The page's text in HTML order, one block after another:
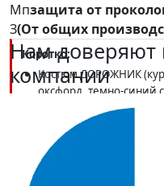
Мпзащита от
З(От общих
Коротко:
Костюм ДОРОЖНИК
оксфорд, темно-синий
Класс Мп (от проколов
синтепон 400 г/м2
Допущен к работе в
В наличии в SIZMAG
Нам доверяют
компании